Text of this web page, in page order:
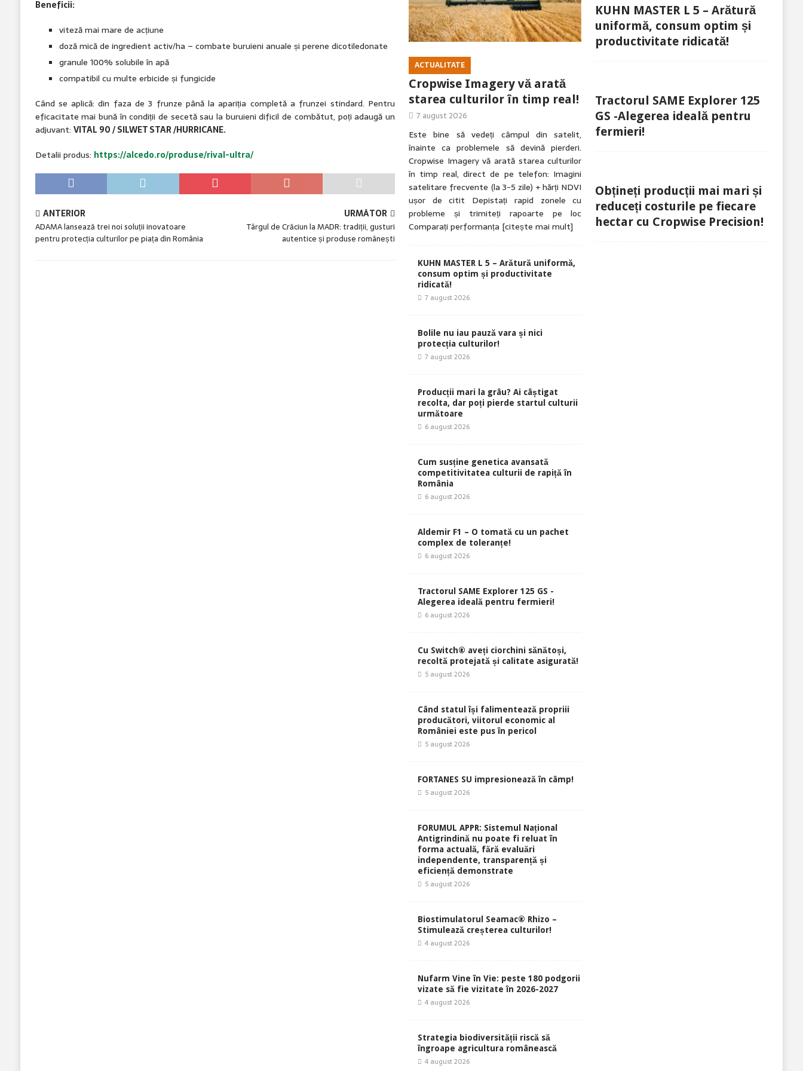
Beneficii:
viteză mai mare de acțiune
doză mică de ingredient activ/ha – combate buruieni anuale și perene dicotiledonate
granule 100% solubile în apă
compatibil cu multe erbicide și fungicide
Când se aplică: din faza de 3 frunze până la apariția completă a frunzei stindard. Pentru
eficacitate mai bună în condiții de secetă sau la buruieni dificil de combătut, poți adaugă un
adjuvant: VITAL 90 / SILWET STAR /HURRICANE.
Detalii produs: https://alcedo.ro/produse/rival-ultra/
ANTERIOR
ADAMA lansează trei noi soluții inovatoare
pentru protecția culturilor pe piața din România
URMĂTOR
Târgul de Crăciun la MADR: tradiții, gusturi
autentice și produse românești
ACTUALITATE
Cropwise Imagery vă arată
starea culturilor în timp real!
7 august 2026
Este bine să vedeți câmpul din satelit,
înainte ca problemele să devină pierderi.
Cropwise Imagery vă arată starea culturilor
în timp real, direct de pe telefon: Imagini
satelitare frecvente (la 3-5 zile) + hărți NDVI
ușor de citit Depistați rapid zonele cu
probleme și trimiteți rapoarte pe loc
Comparați performanța [citește mai mult]
KUHN MASTER L 5 – Arătură uniformă,
consum optim și productivitate
ridicată!
7 august 2026
Bolile nu iau pauză vara și nici
protecția culturilor!
7 august 2026
Producții mari la grâu? Ai câștigat
recolta, dar poți pierde startul culturii
următoare
6 august 2026
Cum susține genetica avansată
competitivitatea culturii de rapiță în
România
6 august 2026
Aldemir F1 – O tomată cu un pachet
complex de toleranțe!
6 august 2026
Tractorul SAME Explorer 125 GS -
Alegerea ideală pentru fermieri!
6 august 2026
Cu Switch® aveți ciorchini sănătoși,
recoltă protejată și calitate asigurată!
5 august 2026
Când statul își falimentează propriii
producători, viitorul economic al
României este pus în pericol
5 august 2026
FORTANES SU impresionează în câmp!
5 august 2026
FORUMUL APPR: Sistemul Național
Antigrindină nu poate fi reluat în
forma actuală, fără evaluări
independente, transparență și
eficiență demonstrate
5 august 2026
Biostimulatorul Seamac® Rhizo –
Stimulează creșterea culturilor!
4 august 2026
Nufarm Vine în Vie: peste 180 podgorii
vizate să fie vizitate în 2026-2027
4 august 2026
Strategia biodiversității riscă să
îngroape agricultura românească
4 august 2026
KUHN MASTER L 5 – Arătură
uniformă, consum optim și
productivitate ridicată!
Tractorul SAME Explorer 125
GS -Alegerea ideală pentru
fermieri!
Obțineți producții mai mari și
reduceți costurile pe fiecare
hectar cu Cropwise Precision!